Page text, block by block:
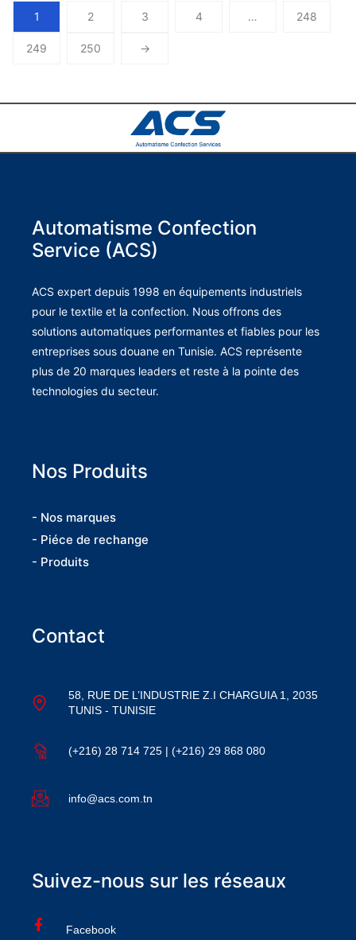
1 2 3 4 … 248
249 250 →
Automatisme Confection
Service (ACS)
ACS expert depuis 1998 en équipements industriels
pour le textile et la confection. Nous offrons des
solutions automatiques performantes et fiables pour les
entreprises sous douane en Tunisie. ACS représente
plus de 20 marques leaders et reste à la pointe des
technologies du secteur.
Nos Produits
- Nos marques
- Piéce de rechange
- Produits
Contact
58, RUE DE L’INDUSTRIE Z.I CHARGUIA 1, 2035
TUNIS - TUNISIE
(+216) 28 714 725 | (+216) 29 868 080
info@acs.com.tn
Suivez-nous sur les réseaux
Facebook